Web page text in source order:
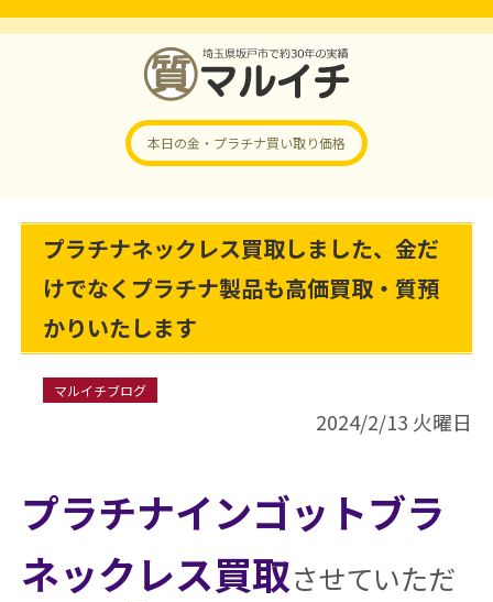
本日の金・プラチナ買い取り価格
プラチナネックレス買取しました、金だ
けでなくプラチナ製品も高価買取・質預
かりいたします
マルイチブログ
2024/2/13 火曜日
プラチナインゴットブラ
ネックレス買取させていただ